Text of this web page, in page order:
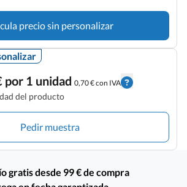
precio sin personalizar
por 1 unidad 0,70 € con IVA
del producto
Pedir muestra
gratis desde 99 € de compra